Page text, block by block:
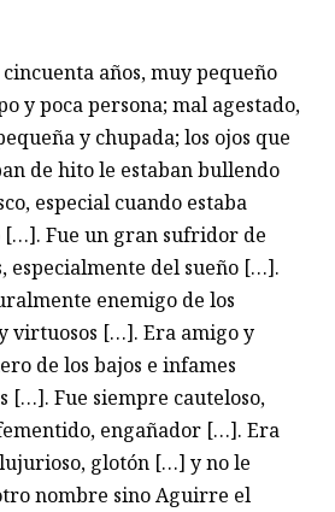
cincuenta años, muy pequeño
y poca persona; mal agestado,
y chupada; los ojos que
de hito le estaban bullendo
especial cuando estaba
[…]. Fue un gran sufridor de
especialmente del sueño […].
enemigo de los
virtuosos […]. Era amigo y
de los bajos e infames
[…]. Fue siempre cauteloso,
engañador […]. Era
glotón […] y no le
nombre sino Aguirre el